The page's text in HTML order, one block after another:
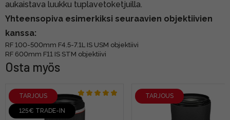
aukaistava luukku tuplavetoketjuilla.
Yhteensopiva esimerkiksi seuraavien objektiivien
kanssa:
RF 100-500mm F4.5-7.1L IS USM objektiivi
RF 600mm F11 IS STM objektiivi
Osta myös
TARJOUS
125€ TRADE-IN
TARJOUS